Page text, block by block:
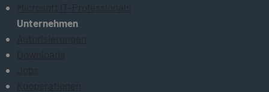
Microsoft IT-Professionals
Unternehmen
Autorisierungen
Downloads
Jobs
Kooperationen